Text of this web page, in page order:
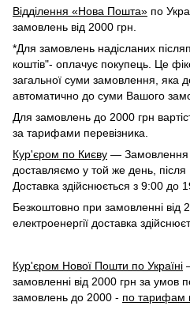
Відділення «Нова Пошта» по
замовлень від 2000 грн.
*Для замовлень надісланих
коштів"- оплачує покупець. Це
загальної суми замовлення,
автоматично до суми Вашого
Для замовлень до 2000 грн
за тарифами перевізника.
Кур'єром по Києву — Замовлення
доставляємо у той же день,
Доставка здійснюється з 9:00 до
Безкоштовно при замовленні від
електроенергії доставка
Кур'єром Нової Пошти по Україні
замовленні від 2000 грн за умов
замовлень до 2000 - по тарифам